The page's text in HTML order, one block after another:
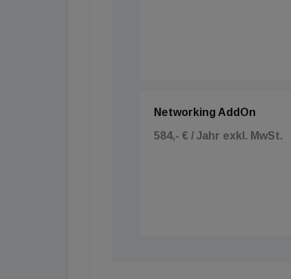
Networking AddOn
584,- € / Jahr exkl. MwSt.